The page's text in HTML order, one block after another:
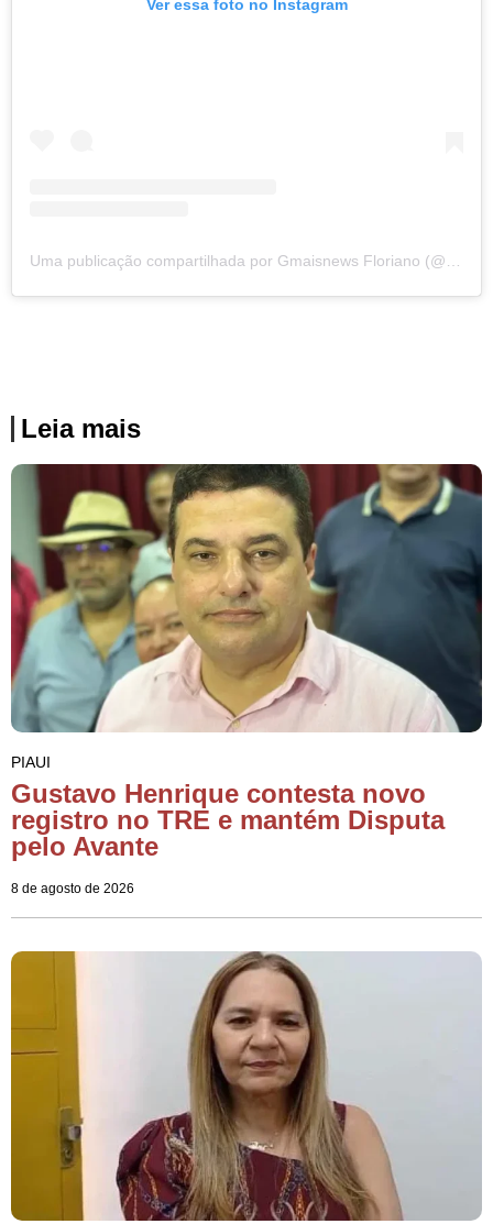
Ver essa foto no Instagram
Leia mais
PIAUI
Gustavo Henrique contesta novo
registro no TRE e mantém Disputa
pelo Avante
8 de agosto de 2026